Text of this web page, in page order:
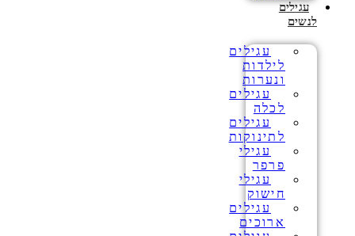
עגילים
לנשים
עגילים
לילדות
ונערות
עגילים
לכלה
עגילים
לתינוקות
עגילי
פרפר
עגילי
חישוק
עגילים
ארוכים